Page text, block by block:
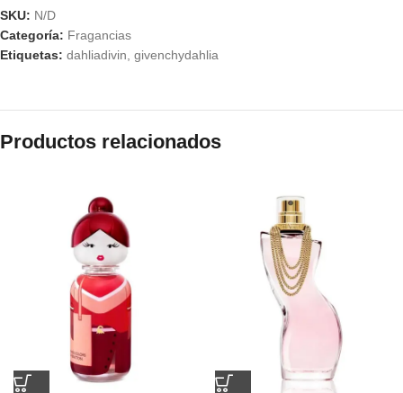
SKU: N/D
Categoría: Fragancias
Etiquetas: dahliadivin, givenchydahlia
Productos relacionados